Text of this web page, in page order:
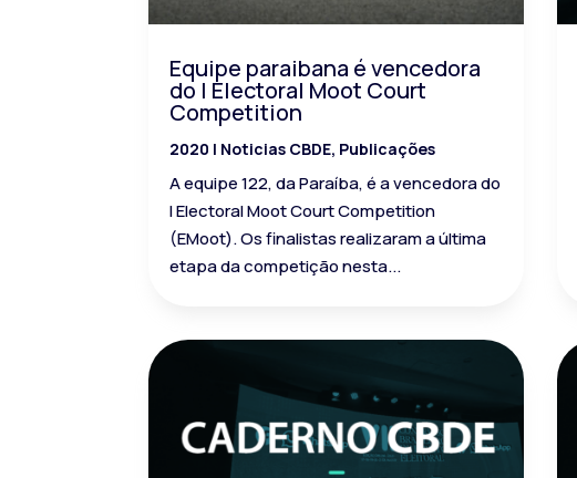
Equipe paraibana é vencedora
do I Electoral Moot Court
Competition
2020 | Noticias CBDE, Publicações
A equipe 122, da Paraíba, é a vencedora do
I Electoral Moot Court Competition
(EMoot). Os finalistas realizaram a última
etapa da competição nesta...